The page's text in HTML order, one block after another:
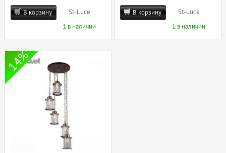
В корзину
St-Luce
1 в наличии
В корзину
St-Luce
1 в наличии
14%